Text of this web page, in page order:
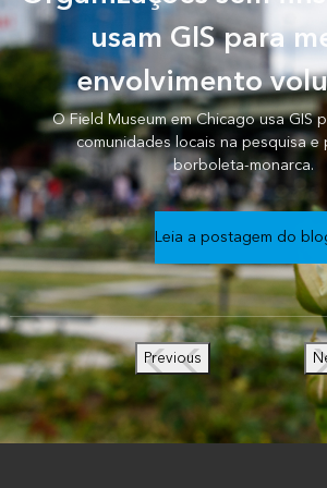
usam GIS para
envolvimento
O Field Museum em Chicago usa GIS
comunidades locais na pesquisa
borboleta-monarca.
Leia a postagem do
Previous